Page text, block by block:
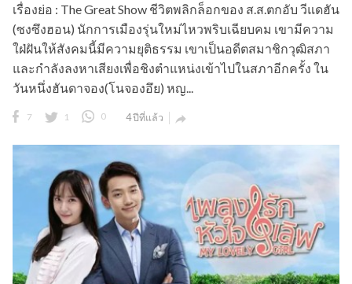
เรื่องย่อ : The Great Show ชีวิตพลิกล็อกของ ส.ส.ตกอับ วีแดฮัน
(ซงซึงฮอน) นักการเมืองรุ่นใหม่ไหวพริบเฉียบคม เขามีความ
ใฝ่ฝันให้สังคมนี้มีความยุติธรรม เขาเป็นอดีตสมาชิกวุฒิสภา
และกำลังลงหาเสียงเพื่อชิงตำแหน่งเข้าไปในสภาอีกครั้ง ใน
วันหนึ่งฮันดาจอง(โนจองอึย) หญ...
7 1 0 4 ปีที่แล้ว 